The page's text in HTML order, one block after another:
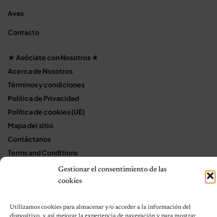
Gestionar el consentimiento de las
cookies
Utilizamos cookies para almacenar y/o acceder a la información del
Aves
Contacto
★ Asóciate con Nosotros ★
Acerca de Nosotros
Términos y condiciones
Política de Privacidad
Política de cookies (UE)
Mapa del sitio
Contáctanos
Terms and Conditions